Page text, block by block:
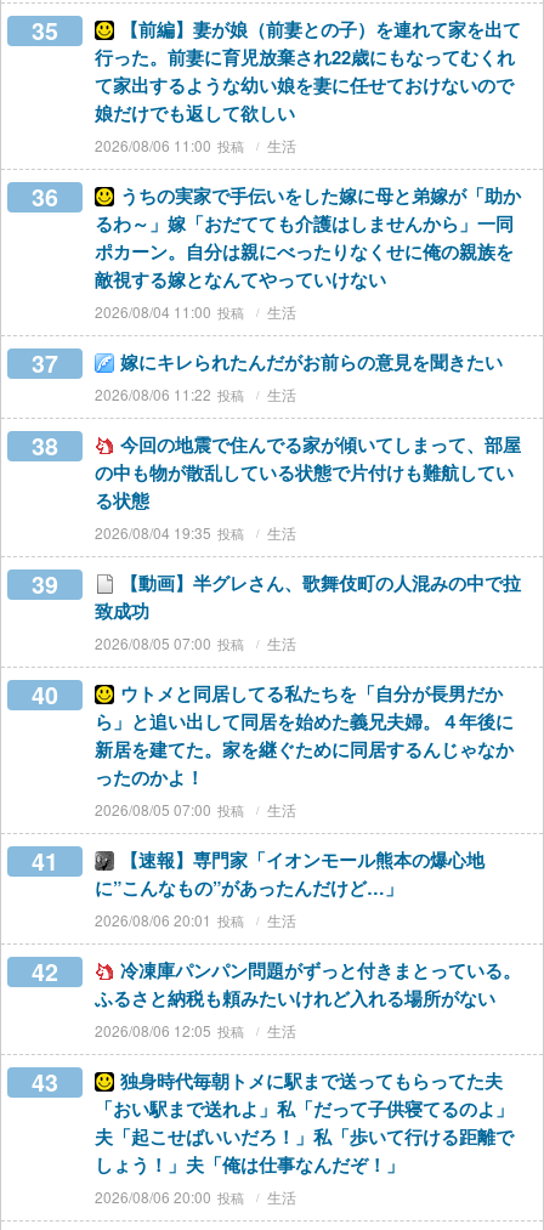
35
【前編】妻が娘（前妻との子）を連れて家を出て
行った。前妻に育児放棄され22歳にもなってむくれ
て家出するような幼い娘を妻に任せておけないので
娘だけでも返して欲しい
2026/08/06 11:00 生活
36
うちの実家で手伝いをした嫁に母と弟嫁が「助か
るわ～」嫁「おだてても介護はしませんから」一同
ポカーン。自分は親にべったりなくせに俺の親族を
敵視する嫁となんてやっていけない
2026/08/04 11:00 生活
37 嫁にキレられたんだがお前らの意見を聞きたい
2026/08/06 11:22 生活
38
今回の地震で住んでる家が傾いてしまって、部屋
の中も物が散乱している状態で片付けも難航してい
る状態
2026/08/04 19:35 生活
39
【動画】半グレさん、歌舞伎町の人混みの中で拉
致成功
2026/08/05 07:00 生活
40
ウトメと同居してる私たちを「自分が長男だか
ら」と追い出して同居を始めた義兄夫婦。４年後に
新居を建てた。家を継ぐために同居するんじゃなか
ったのかよ！
2026/08/05 07:00 生活
41
【速報】専門家「イオンモール熊本の爆心地
に”こんなもの”があったんだけど…」
2026/08/06 20:01 生活
42
冷凍庫パンパン問題がずっと付きまとっている。
ふるさと納税も頼みたいけれど入れる場所がない
2026/08/06 12:05 生活
43
独身時代毎朝トメに駅まで送ってもらってた夫
「おい駅まで送れよ」私「だって子供寝てるのよ」
夫「起こせばいいだろ！」私「歩いて行ける距離で
しょう！」夫「俺は仕事なんだぞ！」
2026/08/06 20:00 生活